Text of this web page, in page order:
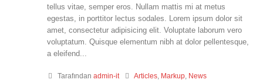
tellus vitae, semper eros. Nullam mattis mi at metus
egestas, in porttitor lectus sodales. Lorem ipsum dolor sit
amet, consectetur adipisicing elit. Voluptate laborum vero
voluptatum. Quisque elementum nibh at dolor pellentesque,
a eleifend...
Tarafından admin-it Articles Markup
News